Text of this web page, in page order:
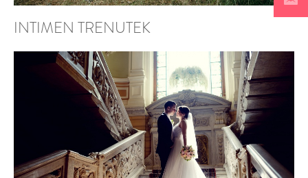
INTIMEN TRENUTEK